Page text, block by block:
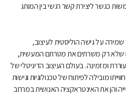
כגשר ליצירת קשר רגשי בין המותג
על גישה הוליסטית לעיצוב,
שלא רק משרתים את מטרתם המעשית,
ומזמינה. בעולם העיצוב הדיגיטלי של
מובילה לפיתוח של טכנולוגיות וגישות
והן את האינטראקציה האנושית במרחב